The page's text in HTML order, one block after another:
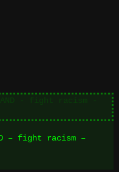
– fight racism –